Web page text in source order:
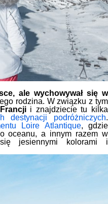
ale wychowywał się w
rodzina. W związku z tym
i znajdziecie tu kilka
destynacji podróżniczych.
Loire Atlantique, gdzie
oceanu, a innym razem w
się jesiennymi kolorami i